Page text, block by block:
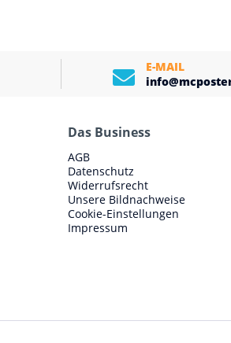
E-MAIL
Das Business
AGB
Datenschutz
Widerrufsrecht
Unsere Bildnachweise
Cookie-Einstellungen
Impressum